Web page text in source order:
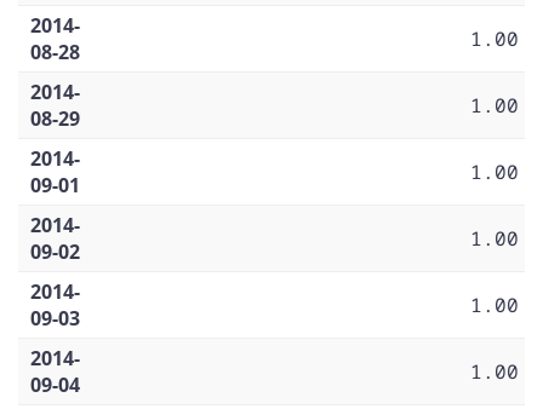
2014-
08-28
1.00
2014-
08-29
1.00
2014-
09-01
1.00
2014-
09-02
1.00
2014-
09-03
1.00
2014-
09-04
1.00